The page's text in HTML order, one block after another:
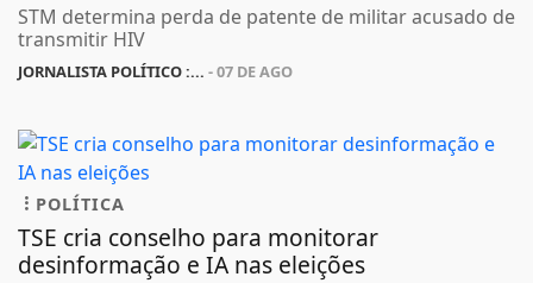
STM determina perda de patente de militar acusado de
transmitir HIV
JORNALISTA POLÍTICO :... - 07 DE AGO
POLÍTICA
TSE cria conselho para monitorar
desinformação e IA nas eleições